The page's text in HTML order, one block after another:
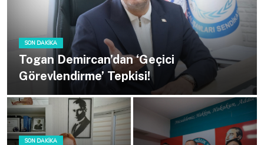
SON DAKIKA
Togan Demircan’dan ‘Geçici
Görevlendirme’ Tepkisi!
SON DAKIKA